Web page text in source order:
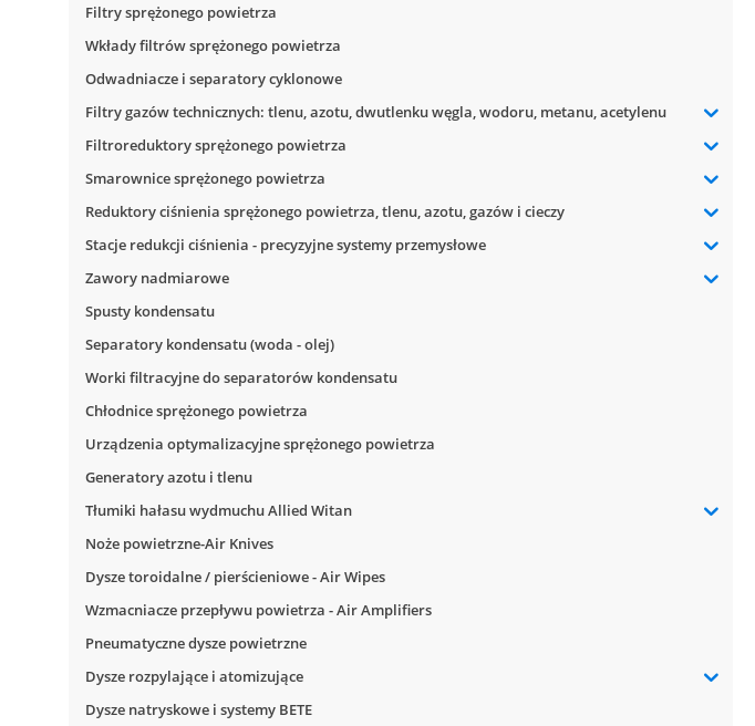
Filtry sprężonego powietrza
Wkłady filtrów sprężonego powietrza
Odwadniacze i separatory cyklonowe
Filtry gazów technicznych: tlenu, azotu, dwutlenku węgla, wodoru, metanu, acetylenu
Filtroreduktory sprężonego powietrza
Smarownice sprężonego powietrza
Reduktory ciśnienia sprężonego powietrza, tlenu, azotu, gazów i cieczy
Stacje redukcji ciśnienia - precyzyjne systemy przemysłowe
Zawory nadmiarowe
Spusty kondensatu
Separatory kondensatu (woda - olej)
Worki filtracyjne do separatorów kondensatu
Chłodnice sprężonego powietrza
Urządzenia optymalizacyjne sprężonego powietrza
Generatory azotu i tlenu
Tłumiki hałasu wydmuchu Allied Witan
Noże powietrzne-Air Knives
Dysze toroidalne / pierścieniowe - Air Wipes
Wzmacniacze przepływu powietrza - Air Amplifiers
Pneumatyczne dysze powietrzne
Dysze rozpylające i atomizujące
Dysze natryskowe i systemy BETE